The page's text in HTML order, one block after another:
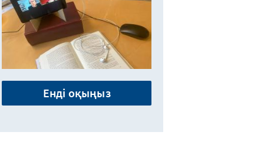
Енді оқыңыз